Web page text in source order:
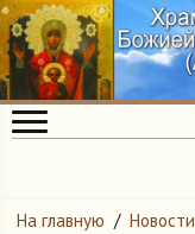
На главную / Новости